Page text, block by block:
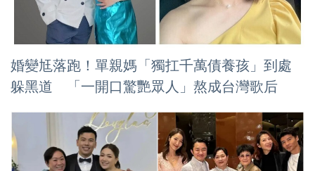
婚變尪落跑！單親媽「獨扛千萬債養孩」到處
躲黑道 「一開口驚艷眾人」熬成台灣歌后